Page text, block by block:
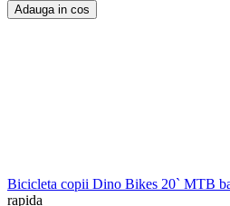
Adauga in cos
Bicicleta copii Dino Bikes 20` MTB
rapida